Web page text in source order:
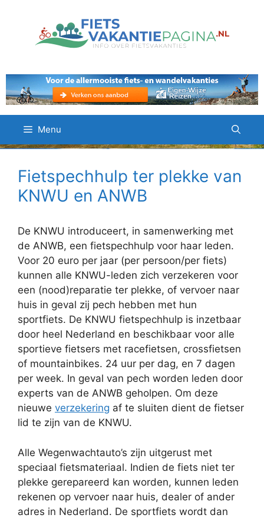
Menu
Fietspechhulp ter plekke van
KNWU en ANWB
De KNWU introduceert, in samenwerking met
de ANWB, een fietspechhulp voor haar leden.
Voor 20 euro per jaar (per persoon/per fiets)
kunnen alle KNWU-leden zich verzekeren voor
een (nood)reparatie ter plekke, of vervoer naar
huis in geval zij pech hebben met hun
sportfiets. De KNWU fietspechhulp is inzetbaar
door heel Nederland en beschikbaar voor alle
sportieve fietsers met racefietsen, crossfietsen
of mountainbikes. 24 uur per dag, en 7 dagen
per week. In geval van pech worden leden door
experts van de ANWB geholpen. Om deze
nieuwe verzekering af te sluiten dient de fietser
lid te zijn van de KNWU.
Alle Wegenwachtauto’s zijn uitgerust met
speciaal fietsmateriaal. Indien de fiets niet ter
plekke gerepareerd kan worden, kunnen leden
rekenen op vervoer naar huis, dealer of ander
adres in Nederland. De sportfiets wordt dan